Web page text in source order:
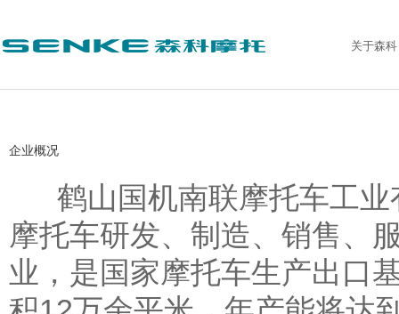
关于森科
企业概况
鹤山国机南联摩托车工业
摩托车研发、制造、销售、
业，是国家摩托车生产出口